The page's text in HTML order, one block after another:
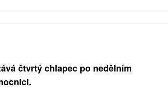
čtvrtý chlapec po nedělním